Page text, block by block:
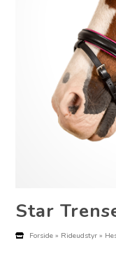
Star
Forside » Rideudstyr »